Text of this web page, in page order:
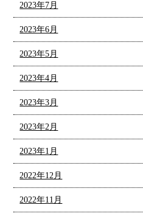
2023年7月
2023年6月
2023年5月
2023年4月
2023年3月
2023年2月
2023年1月
2022年12月
2022年11月